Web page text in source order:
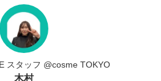
スタッフ @cosme TOKYO
木村